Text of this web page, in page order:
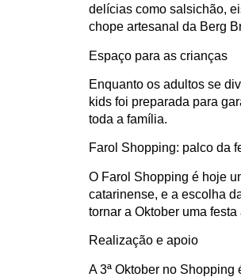
delícias como salsichão,
chope artesanal da Berg
Espaço para as crianças
Enquanto os adultos se
kids foi preparada para
toda a família.
Farol Shopping: palco da
O Farol Shopping é hoje
catarinense, e a escolha
tornar a Oktober uma
Realização e apoio
A 3ª Oktober no